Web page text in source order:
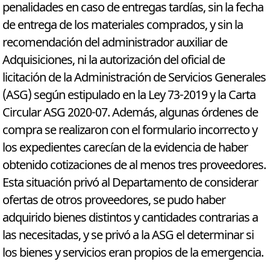
penalidades en caso de entregas tardías, sin la fecha
de entrega de los materiales comprados, y sin la
recomendación del administrador auxiliar de
Adquisiciones, ni la autorización del oficial de
licitación de la Administración de Servicios Generales
(ASG) según estipulado en la Ley 73-2019 y la Carta
Circular ASG 2020-07. Además, algunas órdenes de
compra se realizaron con el formulario incorrecto y
los expedientes carecían de la evidencia de haber
obtenido cotizaciones de al menos tres proveedores.
Esta situación privó al Departamento de considerar
ofertas de otros proveedores, se pudo haber
adquirido bienes distintos y cantidades contrarias a
las necesitadas, y se privó a la ASG el determinar si
los bienes y servicios eran propios de la emergencia.